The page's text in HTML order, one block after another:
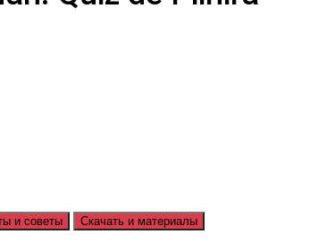
и советы Скачать и материалы